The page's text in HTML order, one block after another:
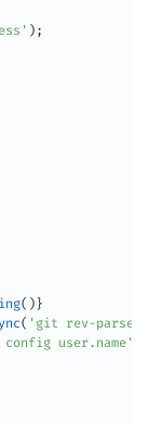
) ;
( )}
( 'git rev-parse
user.name'